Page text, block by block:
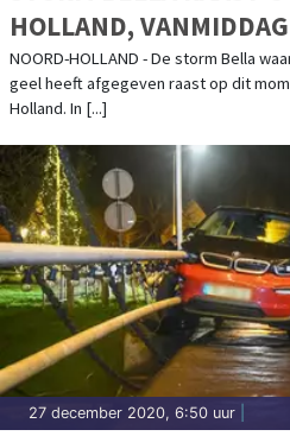
HOLLAND,
NOORD-HOLLAND - De storm Bella
geel heeft afgegeven raast op dit
Holland. In [...]
27 december 2020, 6:50 uur